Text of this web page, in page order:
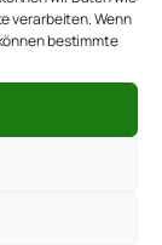
verarbeiten. Wenn
bestimmte